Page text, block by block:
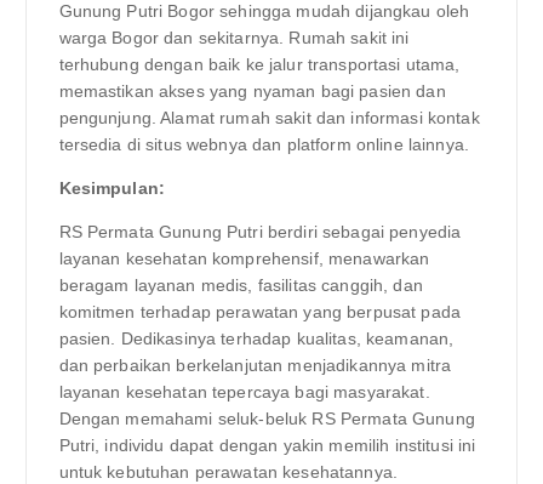
Gunung Putri Bogor sehingga mudah dijangkau oleh
warga Bogor dan sekitarnya. Rumah sakit ini
terhubung dengan baik ke jalur transportasi utama,
memastikan akses yang nyaman bagi pasien dan
pengunjung. Alamat rumah sakit dan informasi kontak
tersedia di situs webnya dan platform online lainnya.
Kesimpulan:
RS Permata Gunung Putri berdiri sebagai penyedia
layanan kesehatan komprehensif, menawarkan
beragam layanan medis, fasilitas canggih, dan
komitmen terhadap perawatan yang berpusat pada
pasien. Dedikasinya terhadap kualitas, keamanan,
dan perbaikan berkelanjutan menjadikannya mitra
layanan kesehatan tepercaya bagi masyarakat.
Dengan memahami seluk-beluk RS Permata Gunung
Putri, individu dapat dengan yakin memilih institusi ini
untuk kebutuhan perawatan kesehatannya.